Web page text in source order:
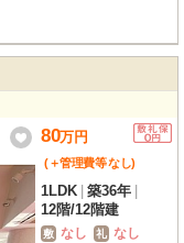
80万円
(＋管理費等なし)
1LDK 築36年
12階/12階建
敷 なし 礼 なし